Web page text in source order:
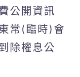
公開資訊
常(臨時)會
除權息公